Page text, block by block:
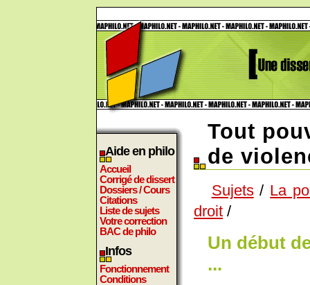
Aide en philo
Accueil
Corrigé de dissert
Dossiers / Cours
Citations
Liste de sujets
Votre correction
BAC de philo
Infos
Fonctionnement
Conditions
Tout
de
Sujets/ La
droit /
Un début
...